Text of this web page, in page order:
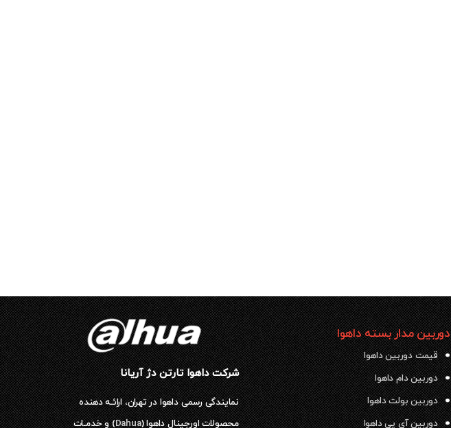
دوربین مدار بسته داهوا
قیمت دوربین داهوا
دوربین دام داهوا
دوربین بولت داهوا
دوربین آی پی داهوا
شرکت داهوا تارتن دژ آریانا
نمایندگی رسمی داهوا در تهران، ارائـه دهنده
محصولات اورجینال داهوا (Dahua) و خدمـات